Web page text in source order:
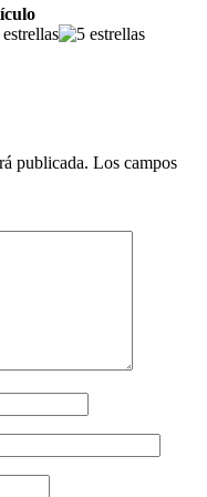
publicada. Los campos